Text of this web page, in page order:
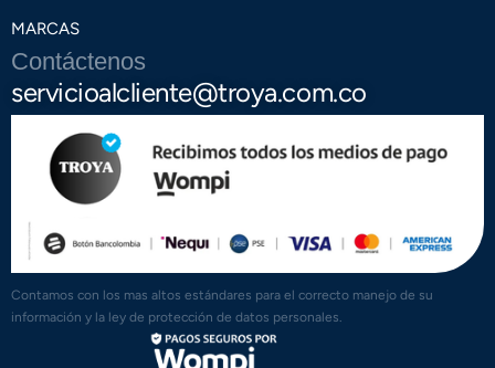
MARCAS
Contáctenos
servicioalcliente@troya.com.co
Contamos con los mas altos estándares para el correcto manejo de su
información y la ley de protección de datos personales.